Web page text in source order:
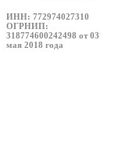
ИНН: 772974027310
ОГРНИП:
318774600242498 от 03
мая 2018 года